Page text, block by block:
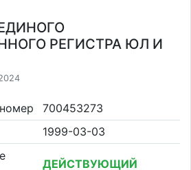
РЕГИСТРА ЮЛ И
700453273
1999-03-03
ДЕЙСТВУЮЩИЙ